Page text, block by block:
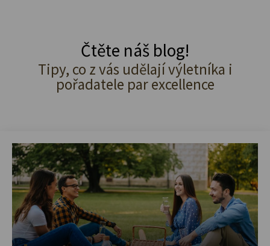
Čtěte náš blog!
Tipy, co z vás udělají výletníka i
pořadatele par excellence